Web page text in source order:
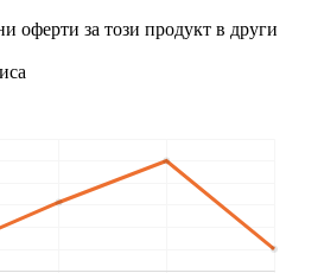
оферти за този продукт в други